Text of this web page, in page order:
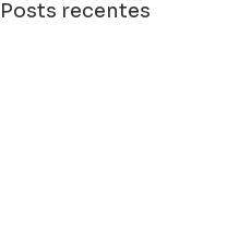
Posts recentes